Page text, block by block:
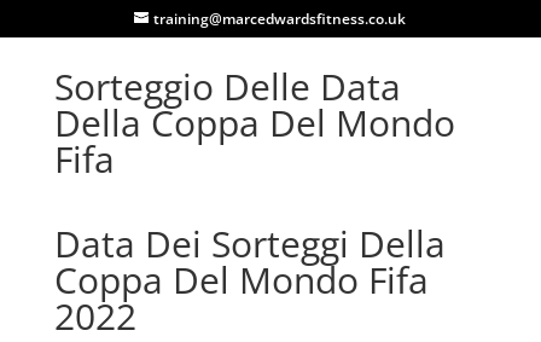
training@marcedwardsfitness.co.uk
Sorteggio Delle Data
Della Coppa Del Mondo
Fifa
Data Dei Sorteggi Della
Coppa Del Mondo Fifa
2022